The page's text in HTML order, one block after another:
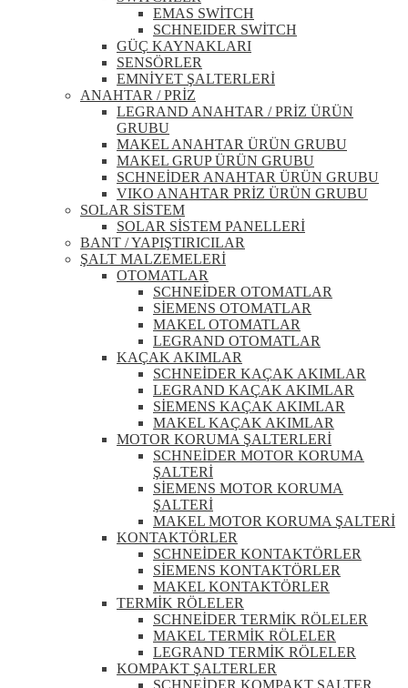
EMAS SWİTCH
SCHNEIDER SWİTCH
GÜÇ KAYNAKLARI
SENSÖRLER
EMNİYET ŞALTERLERİ
ANAHTAR / PRİZ
LEGRAND ANAHTAR / PRİZ ÜRÜN
GRUBU
MAKEL ANAHTAR ÜRÜN GRUBU
MAKEL GRUP ÜRÜN GRUBU
SCHNEİDER ANAHTAR ÜRÜN GRUBU
VIKO ANAHTAR PRİZ ÜRÜN GRUBU
SOLAR SİSTEM
SOLAR SİSTEM PANELLERİ
BANT / YAPIŞTIRICILAR
ŞALT MALZEMELERİ
OTOMATLAR
SCHNEİDER OTOMATLAR
SİEMENS OTOMATLAR
MAKEL OTOMATLAR
LEGRAND OTOMATLAR
KAÇAK AKIMLAR
SCHNEİDER KAÇAK AKIMLAR
LEGRAND KAÇAK AKIMLAR
SİEMENS KAÇAK AKIMLAR
MAKEL KAÇAK AKIMLAR
MOTOR KORUMA ŞALTERLERİ
SCHNEİDER MOTOR KORUMA
ŞALTERİ
SİEMENS MOTOR KORUMA
ŞALTERİ
MAKEL MOTOR KORUMA ŞALTERİ
KONTAKTÖRLER
SCHNEİDER KONTAKTÖRLER
SİEMENS KONTAKTÖRLER
MAKEL KONTAKTÖRLER
TERMİK RÖLELER
SCHNEİDER TERMİK RÖLELER
MAKEL TERMİK RÖLELER
LEGRAND TERMİK RÖLELER
KOMPAKT ŞALTERLER
SCHNEİDER KOMPAKT ŞALTER